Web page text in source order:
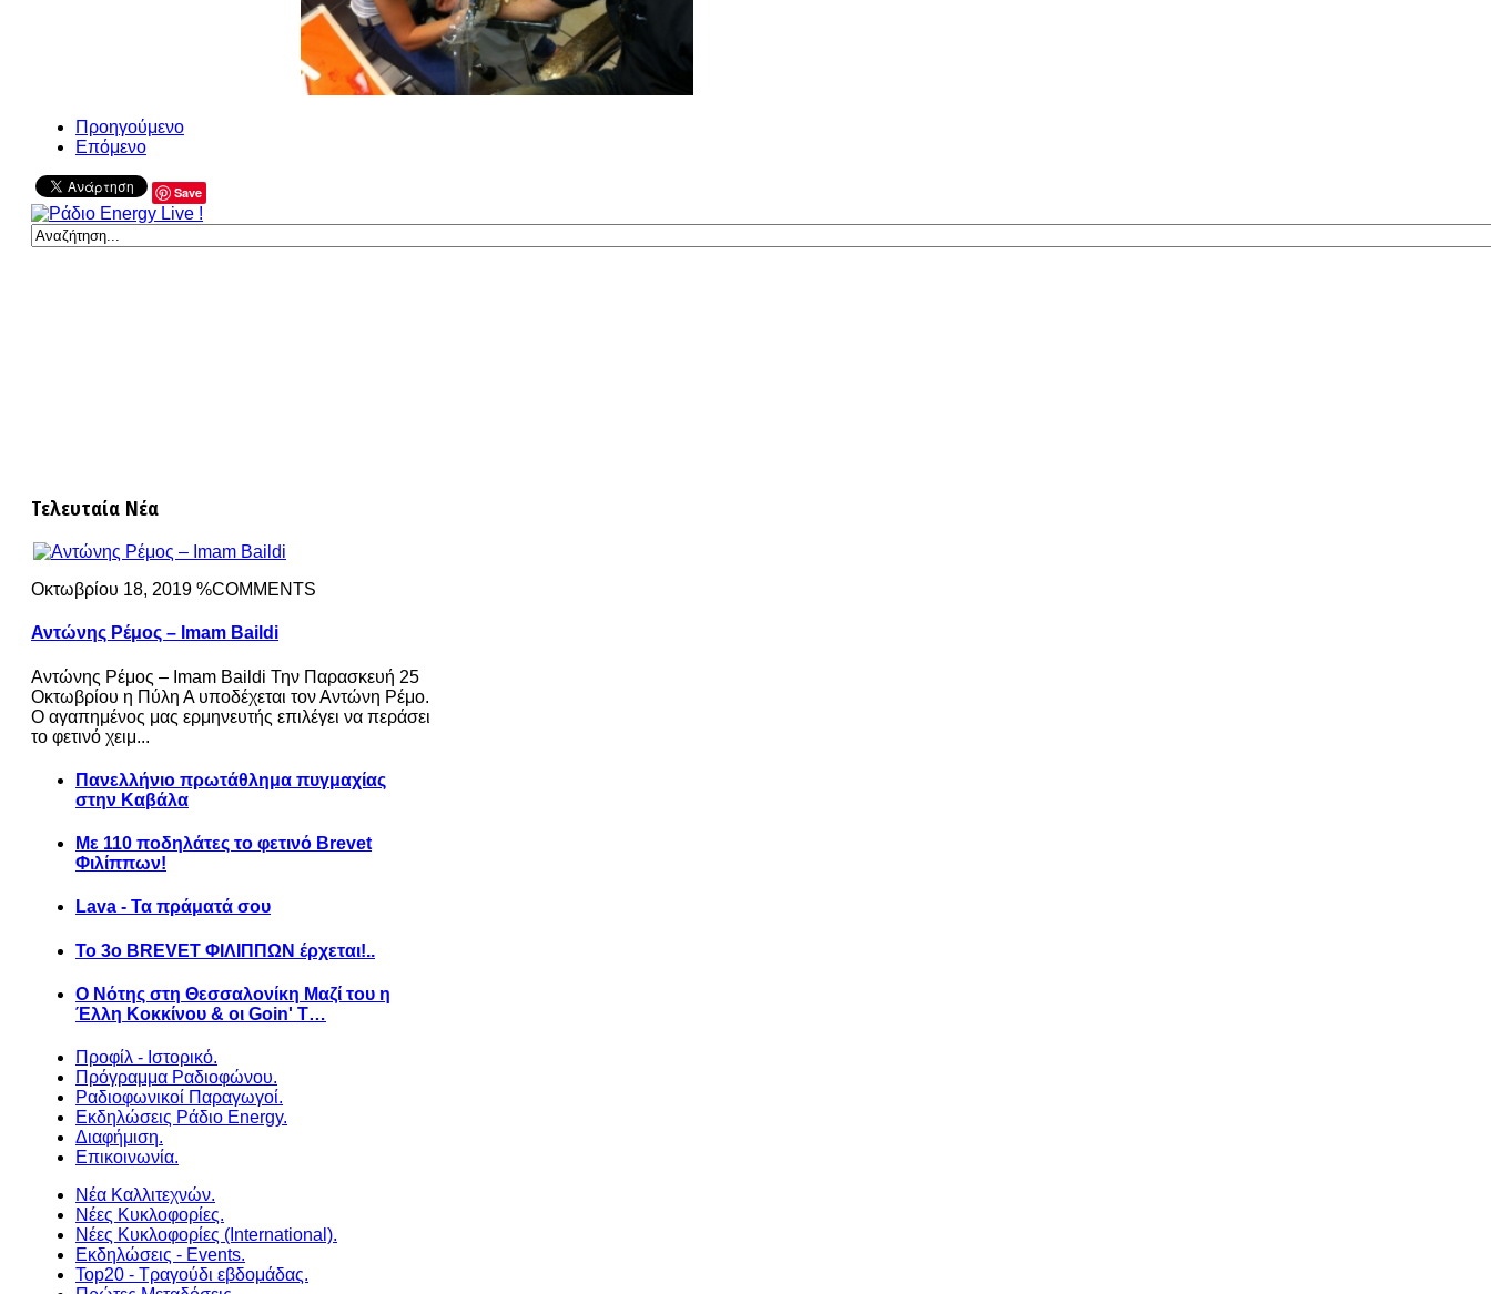
Προηγούμενο
Επόμενο
Save
Τελευταία Νέα
Οκτωβρίου 18, 2019 %COMMENTS
Αντώνης Ρέμος – Imam Baildi
Αντώνης Ρέμος – Imam Baildi Την Παρασκευή 25
Οκτωβρίου η Πύλη Α υποδέχεται τον Αντώνη Ρέμο.
Ο αγαπημένος μας ερμηνευτής επιλέγει να περάσει
το φετινό χειμ...
Πανελλήνιο πρωτάθλημα πυγμαχίας
στην Καβάλα
Με 110 ποδηλάτες το φετινό Brevet
Φιλίππων!
Lava - Τα πράματά σου
Το 3ο BREVET ΦΙΛΙΠΠΩΝ έρχεται!..
Ο Νότης στη Θεσσαλονίκη Μαζί του η
Έλλη Κοκκίνου & οι Goin' T…
Προφίλ - Ιστορικό.
Πρόγραμμα Ραδιοφώνου.
Ραδιοφωνικοί Παραγωγοί.
Εκδηλώσεις Ράδιο Energy.
Διαφήμιση.
Επικοινωνία.
Νέα Καλλιτεχνών.
Νέες Κυκλοφορίες.
Νέες Κυκλοφορίες (International).
Εκδηλώσεις - Events.
Top20 - Τραγούδι εβδομάδας.